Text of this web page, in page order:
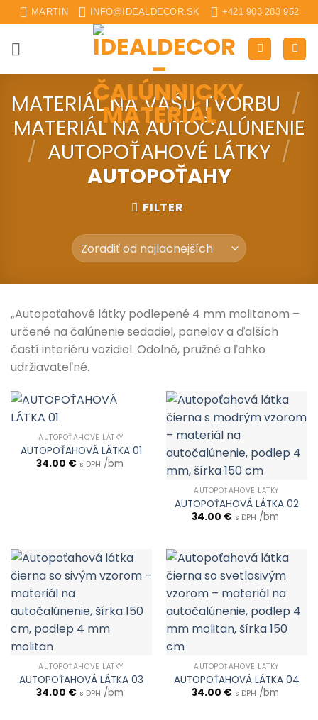
Skip
to
content
MARTIN INFO@IDEALDECOR.SK +421 903 283 952
MATERIÁL NA VAŠU TVORBU /
MATERIÁL NA AUTOČALÚNENIE
/ AUTOPOŤAHOVÉ LÁTKY /
AUTOPOŤAHY
FILTER
„Autopoťahové látky podlepené 4 mm molitanom –
určené na čalúnenie sedadiel, panelov a ďalších
častí interiéru vozidiel. Odolné, pružné a ľahko
udržiavateľné.
AUTOPOŤAHOVÉ LÁTKY
AUTOPOŤAHOVÁ LÁTKA 01
34.00 € s DPH /bm
AUTOPOŤAHOVÉ LÁTKY
AUTOPOŤAHOVÁ LÁTKA 02
34.00 € s DPH /bm
AUTOPOŤAHOVÉ LÁTKY
AUTOPOŤAHOVÁ LÁTKA 03
34.00 € s DPH /bm
AUTOPOŤAHOVÉ LÁTKY
AUTOPOŤAHOVÁ LÁTKA 04
34.00 € s DPH /bm